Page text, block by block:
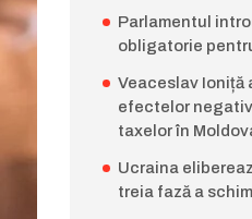
Parlamentul
obligatorie
Veaceslav Ioniță
efectelor
taxelor în
Ucraina
treia fază a